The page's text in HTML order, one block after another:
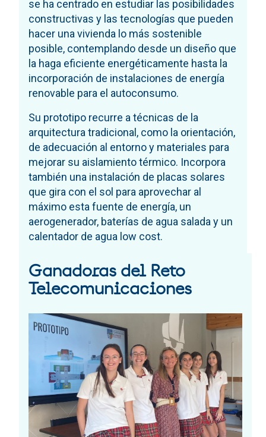
se ha centrado en estudiar las posibilidades
constructivas y las tecnologías que pueden
hacer una vivienda lo más sostenible
posible, contemplando desde un diseño que
la haga eficiente energéticamente hasta la
incorporación de instalaciones de energía
renovable para el autoconsumo.
Su prototipo recurre a técnicas de la
arquitectura tradicional, como la orientación,
de adecuación al entorno y materiales para
mejorar su aislamiento térmico. Incorpora
también una instalación de placas solares
que gira con el sol para aprovechar al
máximo esta fuente de energía, un
aerogenerador, baterías de agua salada y un
calentador de agua low cost.
Ganadoras del Reto
Telecomunicaciones